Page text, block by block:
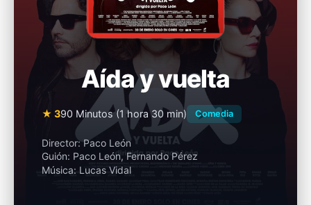
Aída y vuelta
★ 390 Minutos (1 hora 30 min) Comedia
Director:Paco León
Guión: Paco León, Fernando Pérez
Música: Lucas Vidal